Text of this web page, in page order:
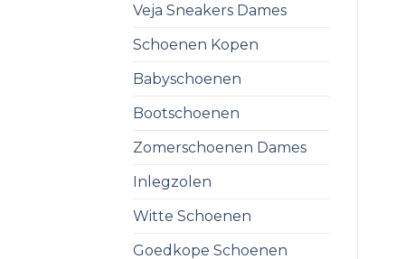
Veja Sneakers Dames
Schoenen Kopen
Babyschoenen
Bootschoenen
Zomerschoenen Dames
Inlegzolen
Witte Schoenen
Goedkope Schoenen